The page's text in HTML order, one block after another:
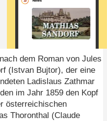
dem Roman von Jules
(Istvan Bujtor), der eine
Ladislaus Zathmar
im Jahr 1859 den Kopf
österreichischen
Thoronthal (Claude